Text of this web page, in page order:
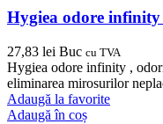
Hygiea odore
27,83 lei Buc cu TVA
Hygiea odore infinity ,
eliminarea mirosurilor
Adaugă la favorite
Adaugă în coș